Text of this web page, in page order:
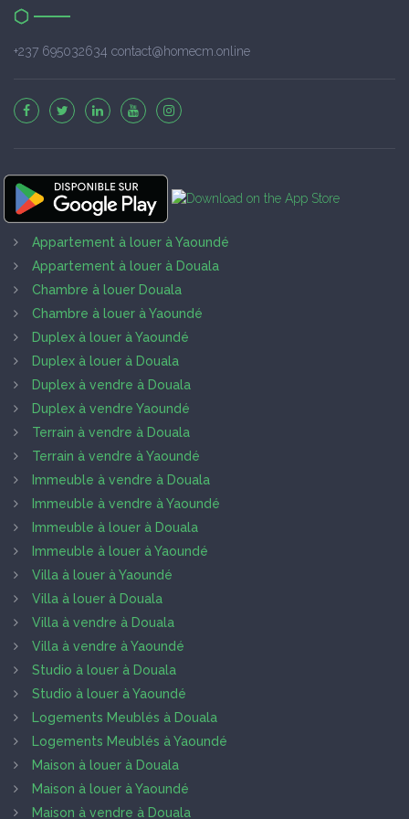
+237 695032634 contact@homecm.online
Appartement à louer à Yaoundé
Appartement à louer à Douala
Chambre à louer Douala
Chambre à louer à Yaoundé
Duplex à louer à Yaoundé
Duplex à louer à Douala
Duplex à vendre à Douala
Duplex à vendre Yaoundé
Terrain à vendre à Douala
Terrain à vendre à Yaoundé
Immeuble à vendre à Douala
Immeuble à vendre à Yaoundé
Immeuble à louer à Douala
Immeuble à louer à Yaoundé
Villa à louer à Yaoundé
Villa à louer à Douala
Villa à vendre à Douala
Villa à vendre à Yaoundé
Studio à louer à Douala
Studio à louer à Yaoundé
Logements Meublés à Douala
Logements Meublés à Yaoundé
Maison à louer à Douala
Maison à louer à Yaoundé
Maison à vendre à Douala